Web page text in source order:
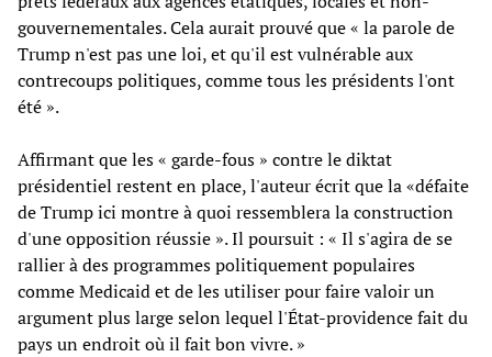
gouvernementales. Cela aurait prouvé que « la parole de
Trump n'est pas une loi, et qu'il est vulnérable aux
contrecoups politiques, comme tous les présidents l'ont
été ».
Affirmant que les « garde-fous » contre le diktat
présidentiel restent en place, l'auteur écrit que la «défaite
de Trump ici montre à quoi ressemblera la construction
d'une opposition réussie ». Il poursuit : « Il s'agira de se
rallier à des programmes politiquement populaires
comme Medicaid et de les utiliser pour faire valoir un
argument plus large selon lequel l'État-providence fait du
pays un endroit où il fait bon vivre. »